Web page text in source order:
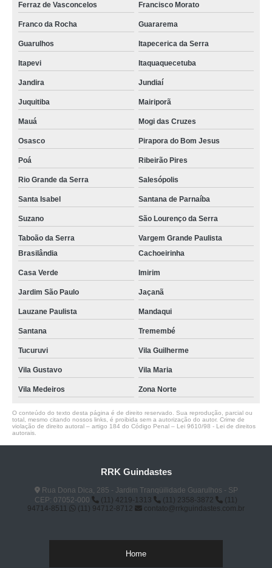
Ferraz de Vasconcelos Francisco Morato
Franco da Rocha Guararema
Guarulhos Itapecerica da Serra
Itapevi Itaquaquecetuba
Jandira Jundiaí
Juquitiba Mairiporã
Mauá Mogi das Cruzes
Osasco Pirapora do Bom Jesus
Poá Ribeirão Pires
Rio Grande da Serra Salesópolis
Santa Isabel Santana de Parnaíba
Suzano São Lourenço da Serra
Taboão da Serra
Vargem Grande Paulista
Brasilândia
Cachoeirinha
Casa Verde Imirim
Jardim São Paulo Jaçanã
Lauzane Paulista Mandaqui
Santana Tremembé
Tucuruvi Vila Guilherme
Vila Gustavo Vila Maria
Vila Medeiros Zona Norte
O conteúdo do texto desta página é de direito reservado. Sua reprodução, parcial ou
total, mesmo citando nossos links, é proibida sem a autorização do autor. Crime de
violação de direito autoral – artigo 184 do Código Penal – Lei 9610/98 - Lei de direitos
autorais
RRK Guindastes
Rua Dona Dica, 285 - Jardim Tranqüilidade Guarulhos - SP
CEP: 07052-000
(11) 4219-1313 (11) 2358-3872
(11)
94714-8511
(11) 94712-8712 contato@rrkguindastes.com.br
Home